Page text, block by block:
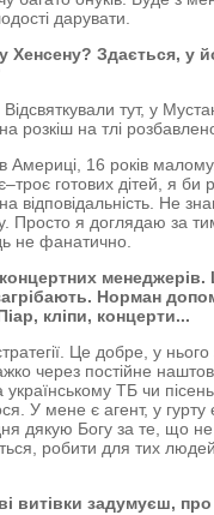
дарувати.
Здається, у
тут, у
розкіш на тлі
Америці, 16 років
готових дітей, я би
відповідальність. Не
Просто я доглядаю за
не фанатично.
менеджерів.
Норман
кліпи, концерти...
Це добре, у
через постійне
українському ТБ чи
У мене є агент, у
дякую Богу за те, що не
робити для тих
витівки задумуєш,